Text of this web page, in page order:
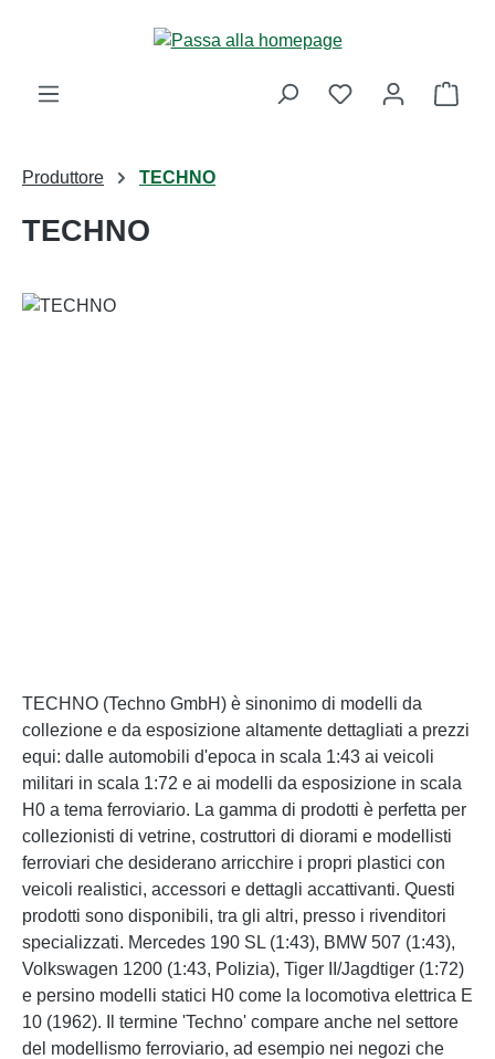
Passa al contenuto principale
Il
Produttore TECHNO
TECHNO
TECHNO (Techno GmbH) è sinonimo di modelli da
collezione e da esposizione altamente dettagliati a prezzi
equi: dalle automobili d'epoca in scala 1:43 ai veicoli
militari in scala 1:72 e ai modelli da esposizione in scala
H0 a tema ferroviario. La gamma di prodotti è perfetta per
collezionisti di vetrine, costruttori di diorami e modellisti
ferroviari che desiderano arricchire i propri plastici con
veicoli realistici, accessori e dettagli accattivanti. Questi
prodotti sono disponibili, tra gli altri, presso i rivenditori
specializzati. Mercedes 190 SL (1:43), BMW 507 (1:43),
Volkswagen 1200 (1:43, Polizia), Tiger II/Jagdtiger (1:72)
e persino modelli statici H0 come la locomotiva elettrica E
10 (1962). Il termine 'Techno' compare anche nel settore
del modellismo ferroviario, ad esempio nei negozi che